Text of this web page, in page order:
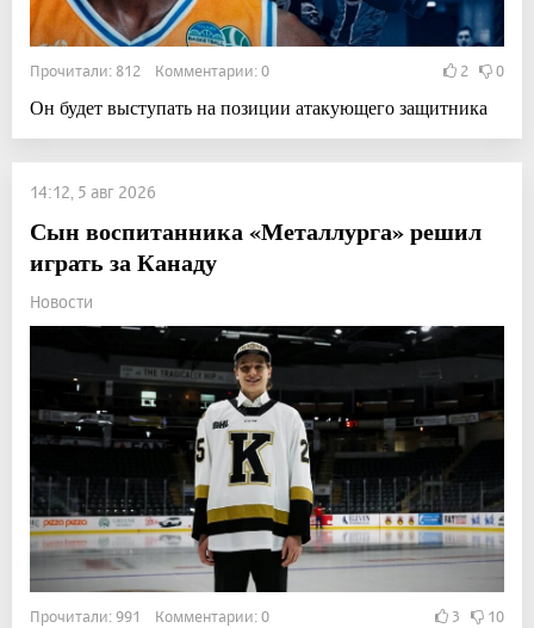
Прочитали: 812 Комментарии: 0 2 0
Он будет выступать на позиции атакующего защитника
14:12, 5 авг 2026
Сын воспитанника «Металлурга» решил
играть за Канаду
Новости
Прочитали: 991 Комментарии: 0 3 10